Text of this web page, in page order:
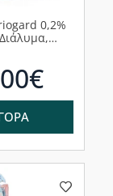
0,2%